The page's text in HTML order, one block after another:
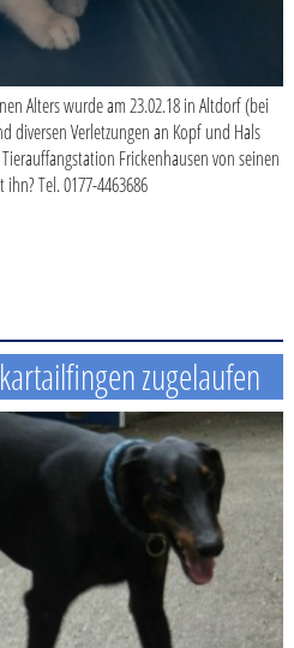
Alters wurde am 23.02.18 in Altdorf (bei
diversen Verletzungen an Kopf und Hals
Frickenhausen von seinen
Tel. 0177-4463686
zugelaufen